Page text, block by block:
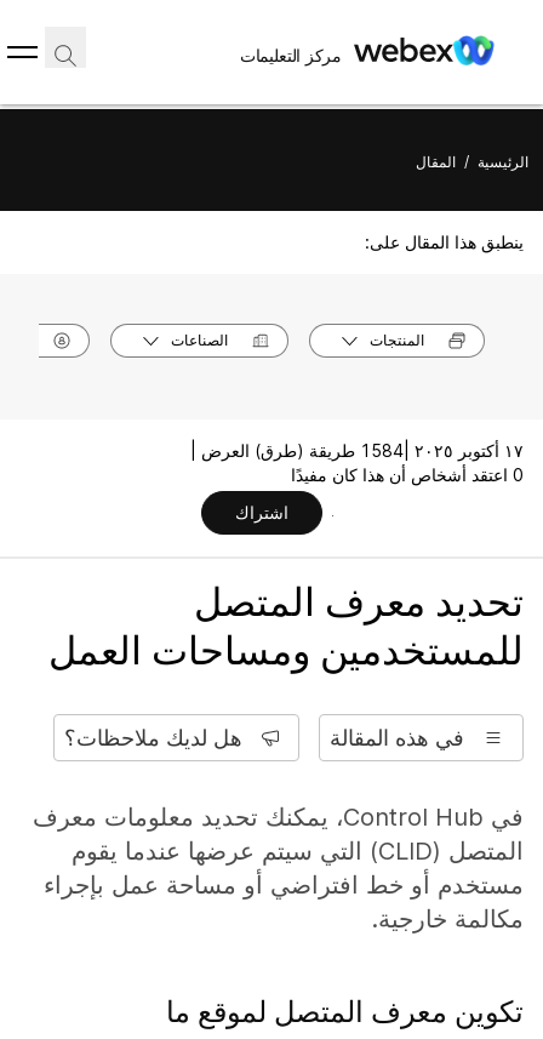
مركز التعليمات
الرئيسية / المقال
ينطبق هذا المقال على:
المنتجات الصناعات
١٧ أكتوبر ٢٠٢٥ |
1584 طريقة (طرق) العرض |
0 اعتقد أشخاص أن هذا كان مفيدًا
اشتراك
تحديد معرف المتصل
للمستخدمين ومساحات العمل
في هذه المقالة هل لديك ملاحظات؟
في Control Hub، يمكنك تحديد معلومات معرف
المتصل (CLID) التي سيتم عرضها عندما يقوم
مستخدم أو خط افتراضي أو مساحة عمل بإجراء
مكالمة خارجية.
تكوين معرف المتصل لموقع ما